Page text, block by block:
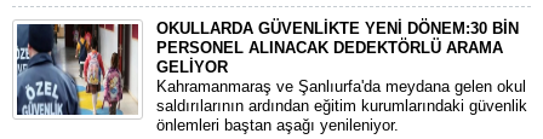
OKULLARDA GÜVENLİKTE YENİ DÖNEM:30 BİN
PERSONEL ALINACAK DEDEKTÖRLÜ ARAMA
GELİYOR
​Kahramanmaraş ve Şanlıurfa'da meydana gelen okul
saldırılarının ardından eğitim kurumlarındaki güvenlik
önlemleri baştan aşağı yenileniyor.